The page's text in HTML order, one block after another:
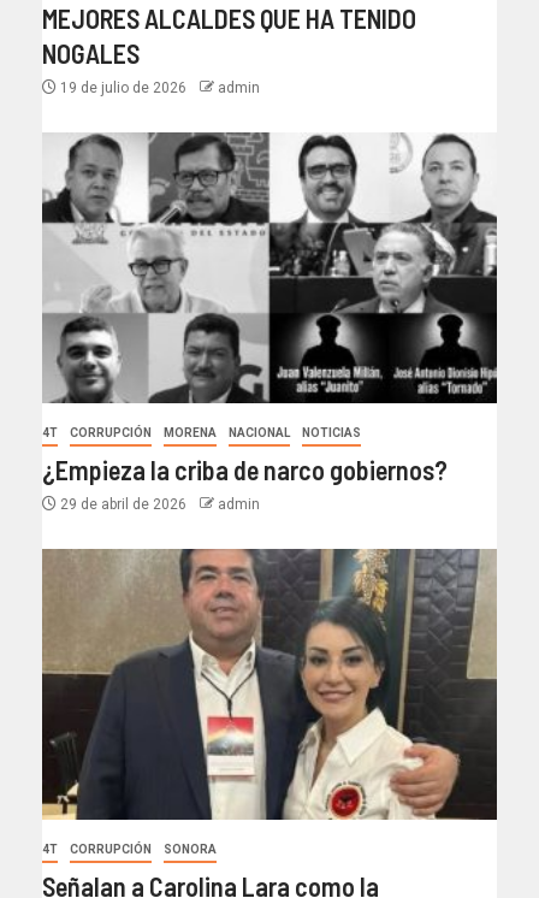
MEJORES ALCALDES QUE HA TENIDO
NOGALES
19 de julio de 2026 admin
4T CORRUPCIÓN MORENA NACIONAL NOTICIAS
¿Empieza la criba de narco gobiernos?
29 de abril de 2026 admin
4T CORRUPCIÓN SONORA
Señalan a Carolina Lara como la